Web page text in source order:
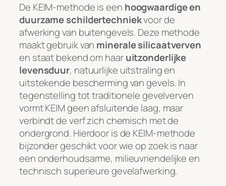
De KEIM-methode is een hoogwaardige en
duurzame schildertechniekvoor de
afwerking van buitengevels. Deze methode
maakt gebruik van minerale silicaatverven
en staat bekend om haaruitzonderlijke
levensduur, natuurlijke uitstraling en
uitstekende bescherming van gevels. In
tegenstelling tot traditionele gevelverven
vormt KEIM geen afsluitende laag, maar
verbindt de verf zich chemisch met de
ondergrond. Hierdoor is de KEIM-methode
bijzonder geschikt voor wie op zoek is naar
een onderhoudsarme, milieuvriendelijke en
technisch superieure gevelafwerking.